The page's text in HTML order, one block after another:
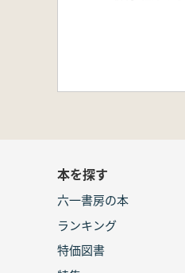
本を探す
六一書房の本
ランキング
特価図書